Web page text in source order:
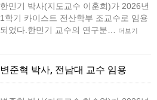
한민기 박사(지도교수 이훈희)가 2026년
1학기 카이스트 전산학부 조교수로 임용
되었다.한민기 교수의 연구분…
더보기
변준혁 박사, 전남대 교수 임용